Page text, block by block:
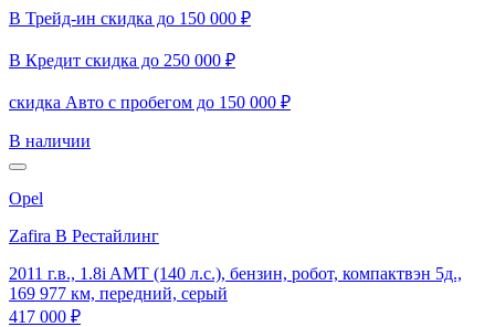
В Трейд-ин скидка до 150 000 ₽
В Кредит скидка до 250 000 ₽
скидка Авто с пробегом до 150 000 ₽
В наличии
Opel
Zafira B Рестайлинг
2011 г.в., 1.8i AMT (140 л.с.), бензин, робот, компактвэн 5д.,
169 977 км, передний, серый
417 000 ₽